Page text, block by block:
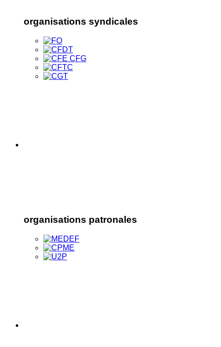
organisations syndicales
organisations patronales